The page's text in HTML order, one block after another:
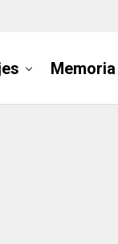
Memoria